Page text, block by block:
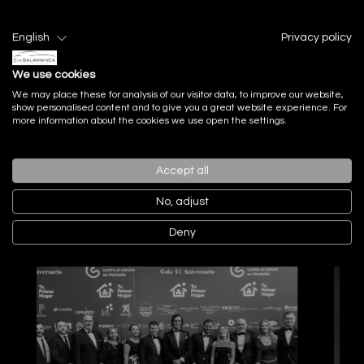
Actualidad
Noticias recientes
English Privacy policy
We use cookies
We may place these for analysis of our visitor data, to improve our website,
show personalised content and to give you a great website experience. For
more information about the cookies we use open the settings.
Accept all
No, adjust
Deny